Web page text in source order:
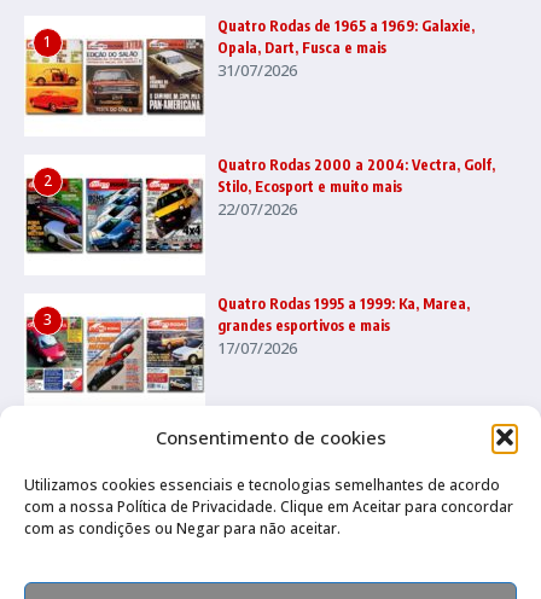
Consentimento de cookies
Utilizamos cookies essenciais e tecnologias semelhantes de acordo
com a nossa Política de Privacidade. Clique em Aceitar para concordar
com as condições ou Negar para não aceitar.
1
Quatro Rodas de 1965 a 1969: Galaxie,
Opala, Dart, Fusca e mais
31/07/2026
2
Quatro Rodas 2000 a 2004: Vectra, Golf,
Stilo, Ecosport e muito mais
22/07/2026
3
Quatro Rodas 1995 a 1999: Ka, Marea,
grandes esportivos e mais
17/07/2026